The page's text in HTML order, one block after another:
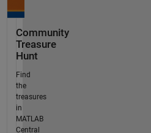
Community
Treasure
Hunt
Find
the
treasures
in
MATLAB
Central